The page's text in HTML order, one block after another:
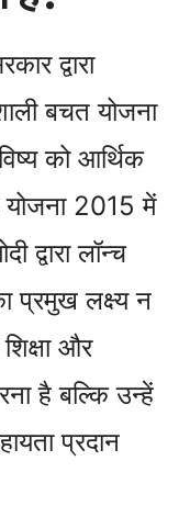
द्वारा
बचत योजना
को आर्थिक
योजना 2015 में
द्वारा लॉन्च
प्रमुख लक्ष्य न
और
है बल्कि उन्हें
प्रदान